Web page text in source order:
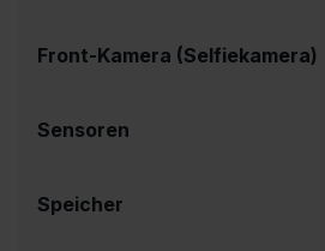
Front-Kamera (Selfiekamera)
Sensoren
Speicher